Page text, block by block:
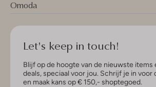
Omoda
Let's keep in touch!
Blijf op de hoogte van de nieuwste items
deals, speciaal voor jou. Schrijf je in voor
en maak kans op € 150,- shoptegoed.